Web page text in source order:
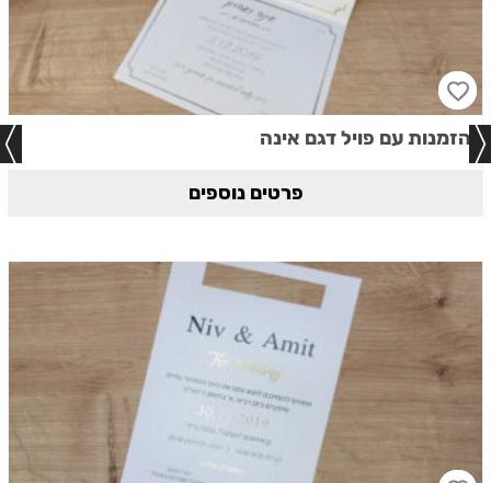
הזמנות עם פויל דגם אינה
פרטים נוספים